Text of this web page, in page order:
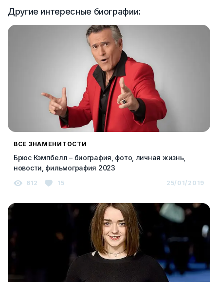
Другие интересные биографии:
ВСЕ ЗНАМЕНИТОСТИ
Брюс Кэмпбелл – биография, фото, личная жизнь,
новости, фильмография 2023
612 15 25/01/2019